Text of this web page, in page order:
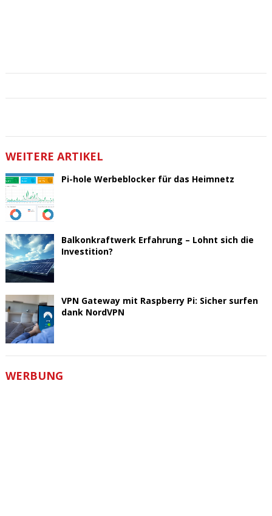
WEITERE ARTIKEL
Pi-hole Werbeblocker für das Heimnetz
Balkonkraftwerk Erfahrung – Lohnt sich die
Investition?
VPN Gateway mit Raspberry Pi: Sicher surfen
dank NordVPN
WERBUNG